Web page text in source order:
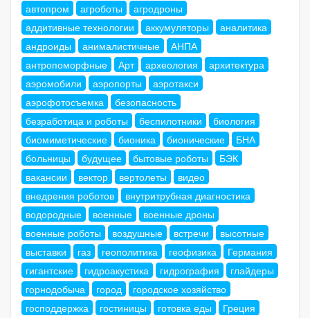
автопром
агроботы
агродроны
аддитивные технологии
аккумуляторы
аналитика
андроиды
анималистичные
АНПА
антропоморфные
Арт археология
архитектура
аэромобили
аэропорты
аэротакси
аэрофотосъемка
безопасность
безработица и роботы
беспилотники
биология
биомиметические
бионика бионические
БНА
больницы
будущее бытовые роботы
БЭК
вакансии
вектор вертолеты
видео
внедрения роботов
внутритрубная диагностика
водородные
военные
военные дроны
военные роботы
воздушные встречи
высотные
выставки
газ геополитика геофизика
Германия
гигантские
гидроакустика гидрография
глайдеры
горнодобыча
город
городское хозяйство
господдержка
гостиницы готовка еды
Греция